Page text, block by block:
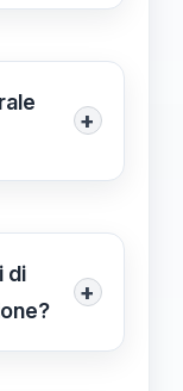
+
per
di
+
di